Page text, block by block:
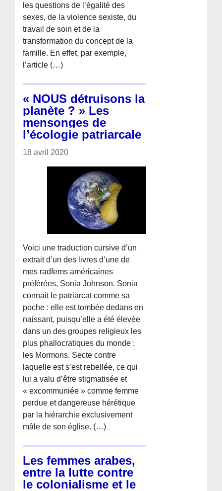
les questions de l’égalité des
sexes, de la violence sexiste, du
travail de soin et de la
transformation du concept de la
famille. En effet, par exemple,
l’article (…)
« NOUS détruisons la
planète ? » Les
mensonges de
l’écologie patriarcale
18 avril 2020
Voici une traduction cursive d’un
extrait d’un des livres d’une de
mes radfems américaines
préférées, Sonia Johnson. Sonia
connait le patriarcat comme sa
poche : elle est tombée dedans en
naissant, puisqu’elle a été élevée
dans un des groupes religieux les
plus phallocratiques du monde :
les Mormons. Secte contre
laquelle est s’est rebellée, ce qui
lui a valu d’être stigmatisée et
« excommuniée » comme femme
perdue et dangereuse hérétique
par la hiérarchie exclusivement
mâle de son église. (…)
Les femmes arabes,
entre la lutte contre
le colonialisme et le